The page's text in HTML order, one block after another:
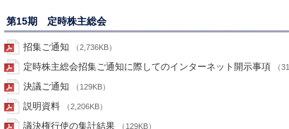
第15期 定時株主総会
招集ご通知 （2,736KB）
定時株主総会招集ご通知に際してのインターネット開示事項 （
決議ご通知 （129KB）
説明資料 （2,206KB）
議決権行使の集計結果 （129KB）